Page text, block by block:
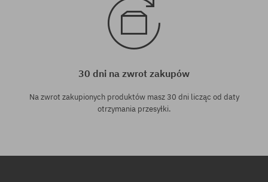
30 dni na zwrot zakupów
Na zwrot zakupionych produktów masz 30 dni licząc od daty
otrzymania przesyłki.